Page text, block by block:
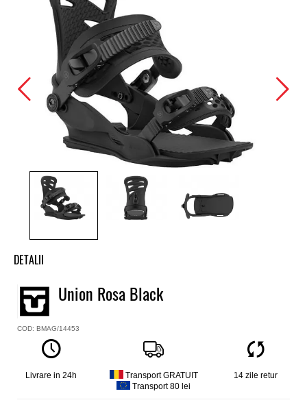
DETALII
Model
Rosa
Culoare
Soft-mediu
Union Rosa Black
COD: BMAG/14453
Livrare in 24h
Transport GRATUIT
Transport 80 lei
14 zile retur